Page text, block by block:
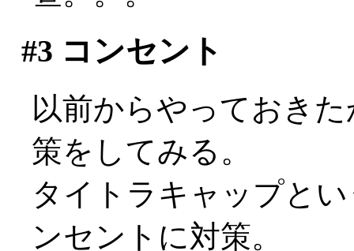
#3 コンセント
以前からやっておき
策をしてみる。
タイトラキャップと
ンセントに対策。